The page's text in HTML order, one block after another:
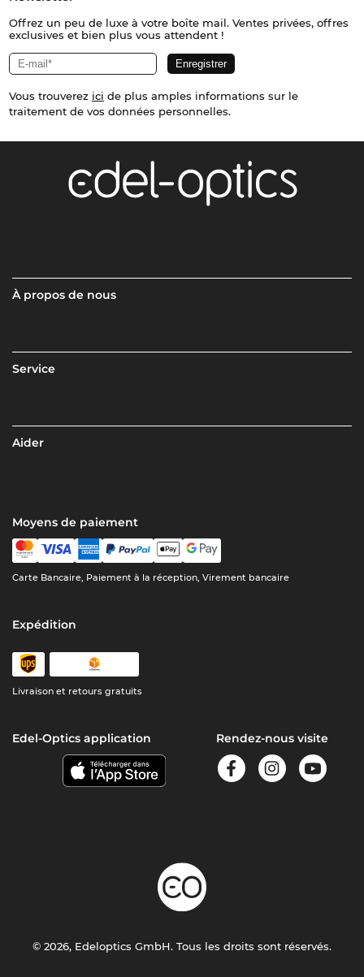
Offrez un peu de luxe à votre boîte mail. Ventes privées, offres
exclusives et bien plus vous attendent !
Vous trouverez ici de plus amples informations sur le
traitement de vos données personnelles.
À propos de nous
Service
Aider
Moyens de paiement
Carte Bancaire, Paiement à la réception, Virement bancaire
Expédition
Livraison et retours gratuits
Edel-Optics application Rendez-nous visite
© 2026, Edeloptics GmbH. Tous les droits sont réservés.